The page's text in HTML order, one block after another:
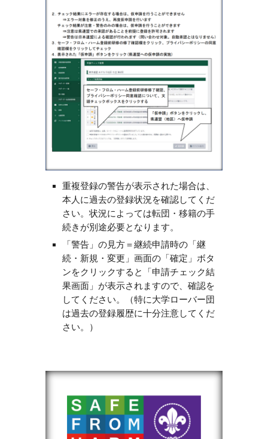
重複登録の警告が表示された場合は、
本人に過去の登録状況を確認してくだ
さい。状況によっては転団・移籍の手
続きが別途必要となります。
「警告」の見方＝継続申請時の「継
続・新規・変更」画面の「確定」ボタ
ンをクリックすると「申請チェック結
果画面」が表示されますので、確認を
してください。（特に大学ローバー団
は過去の登録履歴に十分注意してくだ
さい。）